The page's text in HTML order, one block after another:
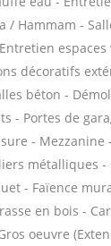
/ Hammam -
espaces
décoratifs
béton -
- Portes de
- Mezzanine
métalliques -
- Faïence
en bois -
oeuvre